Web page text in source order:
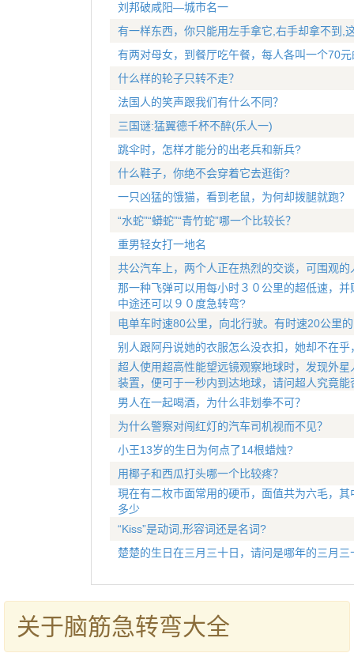
刘邦破咸阳—城市名一
有一样东西，你只能用左手拿它,右手却拿不到,
有两对母女，到餐厅吃午餐，每人各叫一个70
什么样的轮子只转不走？
法国人的笑声跟我们有什么不同？
三国谜:猛翼德千杯不醉(乐人一)
跳伞时，怎样才能分的出老兵和新兵?
什么鞋子，你绝不会穿着它去逛街?
一只凶猛的饿猫，看到老鼠，为何却拨腿就跑？
“水蛇”“蟒蛇”“青竹蛇”哪一个比较长？
重男轻女打一地名
共公汽车上，两个人正在热烈的交谈，可围观
那一种飞弹可以用每小时３０公里的超低速，
中途还可以９０度急转弯?
电单车时速80公里，向北行驶。有时速20公里
别人跟阿丹说她的衣服怎么没衣扣，她却不在乎
超人使用超高性能望远镜观察地球时，发现外
装置，便可于一秒内到达地球，请问超人究竟能
男人在一起喝酒，为什么非划拳不可？
为什么警察对闯红灯的汽车司机视而不见？
小王13岁的生日为何点了14根蜡烛?
用椰子和西瓜打头哪一个比较疼？
現在有二枚市面常用的硬币，面值共为六毛，
多少
“Kiss”是动词,形容词还是名词?
楚楚的生日在三月三十日，请问是哪年的三月三
关于脑筋急转弯大全